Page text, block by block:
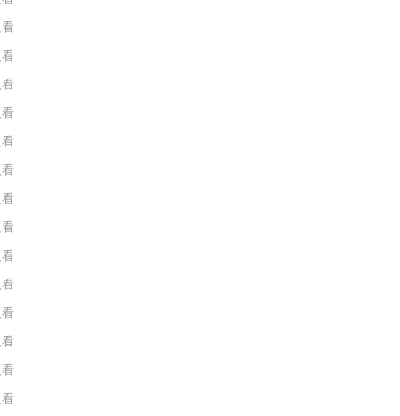
看
看
看
看
看
看
看
看
看
看
看
看
看
看